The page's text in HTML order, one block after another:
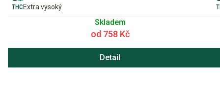
Extra vysoký
Skladem
od 758 Kč
Detail